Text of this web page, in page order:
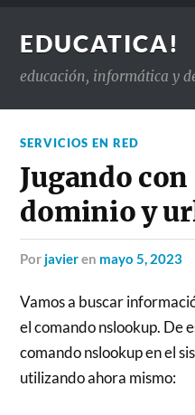
EDUCATICA!
educación, informática y
SERVICIOS EN RED
Jugando
dominio y
por javieren mayo 5, 2023
Vamos a buscar
el comando nslookup. De
comando nslookup en el
utilizando ahora mismo: